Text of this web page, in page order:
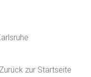
Zurück zur Startseite